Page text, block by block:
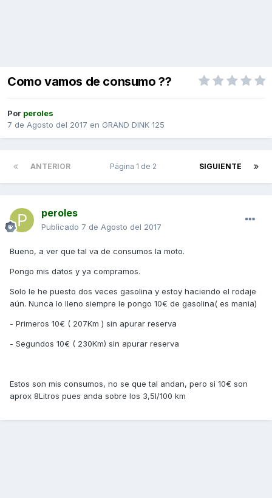
Como vamos de consumo ??
Por peroles
7 de Agosto del 2017 en GRAND DINK 125
ANTERIOR SIGUIENTE
Página 1 de 2
peroles
Publicado 7 de Agosto del 2017
Bueno, a ver que tal va de consumos la moto.
Pongo mis datos y ya compramos.
Solo le he puesto dos veces gasolina y estoy haciendo el rodaje
aún. Nunca lo lleno siempre le pongo 10€ de gasolina( es mania)
- Primeros 10€ ( 207Km ) sin apurar reserva
- Segundos 10€ ( 230Km) sin apurar reserva
Estos son mis consumos, no se que tal andan, pero si 10€ son
aprox 8Litros pues anda sobre los 3,5l/100 km